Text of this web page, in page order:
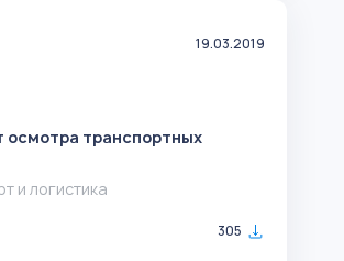
19.03.2019
осмотра транспортных
и логистика
305